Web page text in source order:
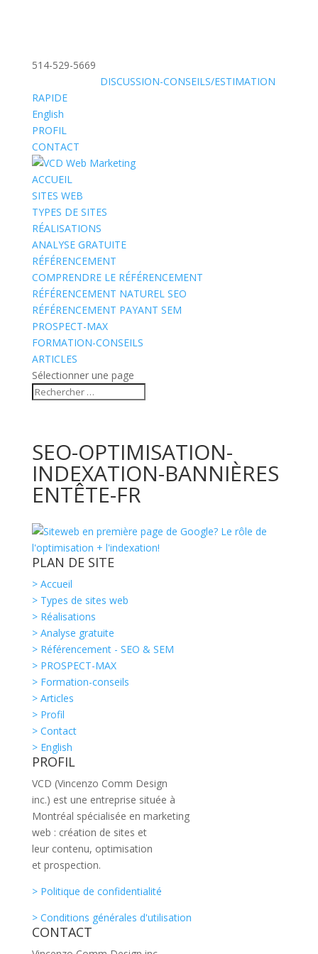
514-529-5669
DISCUSSION-CONSEILS/ESTIMATION
RAPIDE
English
PROFIL
CONTACT
ACCUEIL
SITES WEB
TYPES DE SITES
RÉALISATIONS
ANALYSE GRATUITE
RÉFÉRENCEMENT
COMPRENDRE LE RÉFÉRENCEMENT
RÉFÉRENCEMENT NATUREL SEO
RÉFÉRENCEMENT PAYANT SEM
PROSPECT-MAX
FORMATION-CONSEILS
ARTICLES
Sélectionner une page
SEO-OPTIMISATION-
INDEXATION-BANNIÈRES
ENTÊTE-FR
PLAN DE SITE
> Accueil
> Types de sites web
> Réalisations
> Analyse gratuite
> Référencement - SEO & SEM
> PROSPECT-MAX
> Formation-conseils
> Articles
> Profil
> Contact
> English
PROFIL
VCD (Vincenzo Comm Design
inc.) est une entreprise située à
Montréal spécialisée en marketing
web : création de sites et
leur contenu, optimisation
et prospection.
> Politique de confidentialité
> Conditions générales d'utilisation
CONTACT